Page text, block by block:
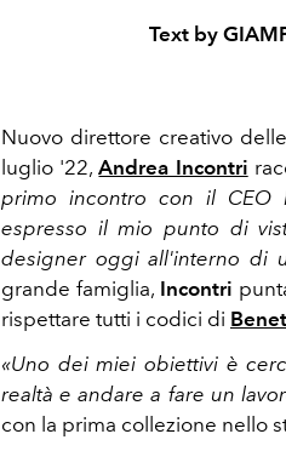
Text by
Nuovo direttore creativo
luglio '22,Andrea Incontri
primo incontro con il CEO
espresso il mio punto di
designer oggi all'interno di
grande famiglia, Incontri
rispettare tutti i codici di
«Uno dei miei obiettivi è
realtà e andare a fare un
con la prima collezione nello